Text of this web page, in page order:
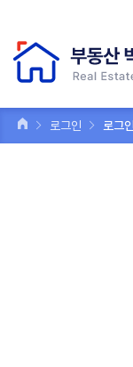
로그인 로그인